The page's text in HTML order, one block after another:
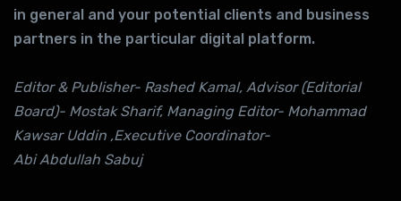
in general and your potential clients and business
partners in the particular digital platform.
Editor & Publisher- Rashed Kamal, Advisor (Editorial
Board)- Mostak Sharif, Managing Editor- Mohammad
Kawsar Uddin ,Executive Coordinator-
Abi Abdullah Sabuj